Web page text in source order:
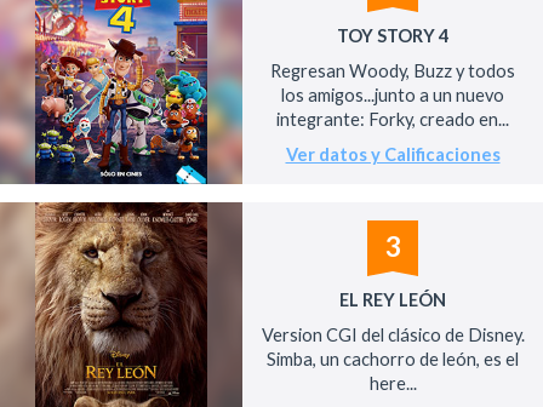
TOY STORY 4
Regresan Woody, Buzz y todos
los amigos...junto a un nuevo
integrante: Forky, creado en...
Ver datos y Calificaciones
3
EL REY LEÓN
Version CGI del clásico de Disney.
Simba, un cachorro de león, es el
here...